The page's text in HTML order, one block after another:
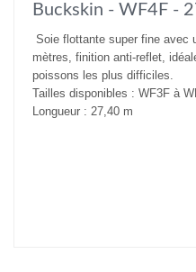
Buckskin - WF4F -
Soie flottante super fine avec
mètres, finition anti-reflet,
poissons les plus difficiles.
Tailles disponibles : WF3F à
Longueur : 27,40 m